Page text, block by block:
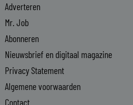
Adverteren
Mr. Job
Abonneren
Nieuwsbrief en digitaal magazine
Privacy Statement
Algemene voorwaarden
Contact